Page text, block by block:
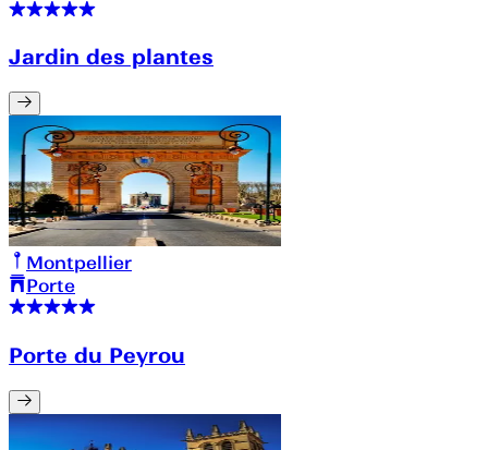
Jardin des plantes
Montpellier
Porte
Porte du Peyrou